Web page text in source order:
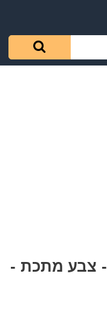
אלומיניום סיליקוני 540 - צבע מתכת -